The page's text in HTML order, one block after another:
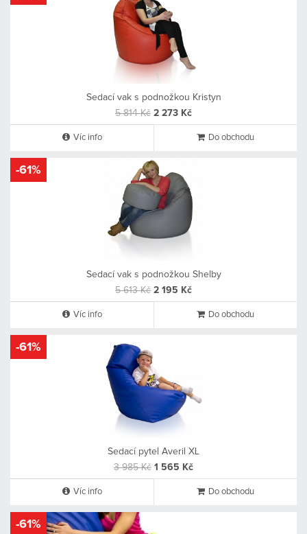
Sedací vak s podnožkou Kristyn
5 814 Kč 2 273 Kč
Víc info Do obchodu
-61%
Sedací vak s podnožkou Shelby
5 613 Kč 2 195 Kč
Víc info Do obchodu
-61%
Sedací pytel Averil XL
3 985 Kč 1 565 Kč
Víc info Do obchodu
-61%